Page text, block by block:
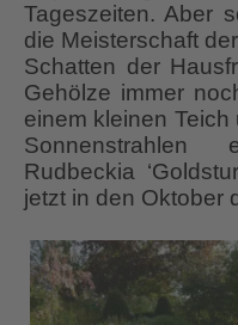
Tageszeiten. Aber
die Meisterschaft
Schatten der
Gehölze immer
einem kleinen
Rudbeckia
jetzt in den Oktober